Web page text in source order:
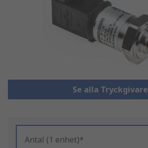
Se alla Tryckgivare
Antal (1 enhet)*